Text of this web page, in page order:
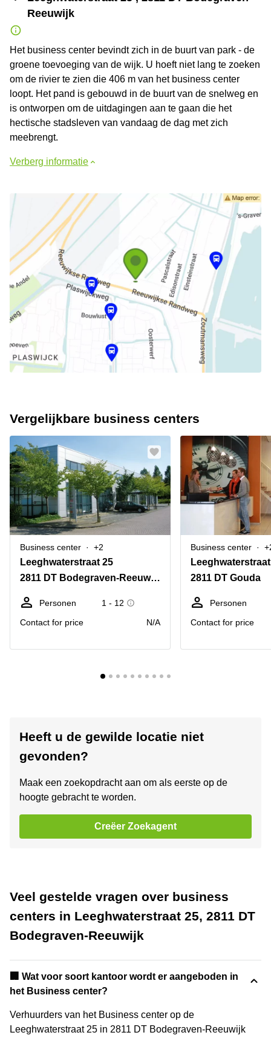
Reeuwijk
Het business center bevindt zich in de buurt van park - de
groene toevoeging van de wijk. U hoeft niet lang te zoeken
om de rivier te zien die 406 m van het business center
loopt. Het pand is gebouwd in de buurt van de snelweg en
is ontworpen om de uitdagingen aan te gaan die het
hectische stadsleven van vandaag de dag met zich
meebrengt.
Verberg informatie
Vergelijkbare business centers
Business center +2
Leeghwaterstraat 25
2811 DT Bodegraven-Reeuwijk
Personen
1 - 12
Contact for price
N/A
Business center
2811 DT Gouda
Personen
Contact for price
Heeft u de gewilde locatie niet
gevonden?
Maak een zoekopdracht aan om als eerste op de
hoogte gebracht te worden.
Creëer Zoekagent
Veel gestelde vragen over business
centers in Leeghwaterstraat 25, 2811 DT
Bodegraven-Reeuwijk
‍🏢 Wat voor soort kantoor wordt er aangeboden in
het Business center?
Verhuurders van het Business center op de
Leeghwaterstraat 25 in 2811 DT Bodegraven-Reeuwijk